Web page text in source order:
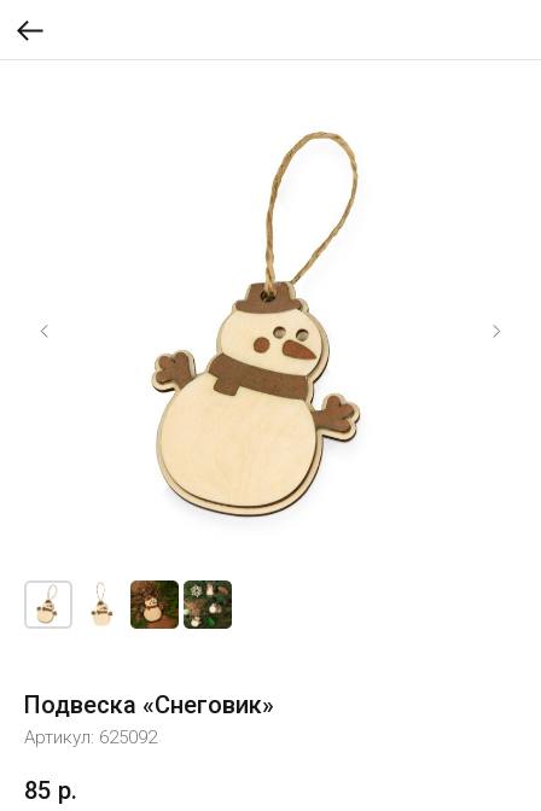
Подвеска «Снеговик»
Артикул: 625092
85 р.